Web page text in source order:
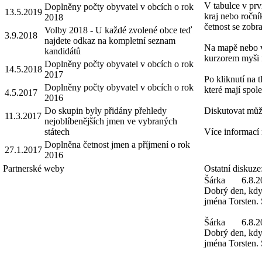
13.5.2019
Doplněny počty obyvatel v obcích o rok
2018
3.9.2018
Volby 2018 - U každé zvolené obce teď
najdete odkaz na kompletní seznam
kandidátů
14.5.2018
Doplněny počty obyvatel v obcích o rok
2017
4.5.2017
Doplněny počty obyvatel v obcích o rok
2016
11.3.2017
Do skupin byly přidány přehledy
nejoblíbenějších jmen ve vybraných
státech
27.1.2017
Doplněna četnost jmen a příjmení o rok
2016
V tabulce v
kraj nebo
četnost se
Na mapě nebo
kurzorem myši
Po kliknutí na
které mají
Diskutovat
Více informací
Partnerské weby
Ostatní
Šárka
Dobrý den,
jména
Šárka
Dobrý den,
jména